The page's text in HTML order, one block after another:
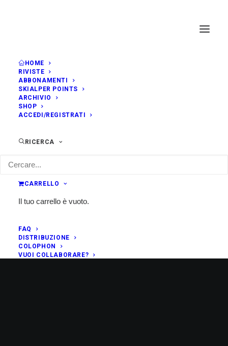
HOME
RIVISTE
ABBONAMENTI
SKIALPER POINTS
ARCHIVIO
SHOP
ACCEDI/REGISTRATI
RICERCA
CARRELLO
Il tuo carrello è vuoto.
FAQ
DISTRIBUZIONE
COLOPHON
VUOI COLLABORARE?